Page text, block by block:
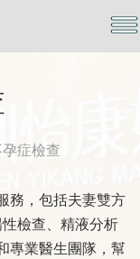
症檢查
務，包括夫妻雙方
檢查、精液分析
專業醫生團隊，幫